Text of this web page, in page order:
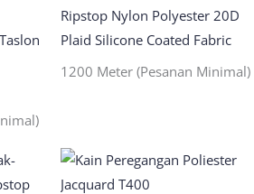
Ripstop Nylon Polyester 20D
Plaid Silicone Coated Fabric
1200 Meter (Pesanan Minimal)